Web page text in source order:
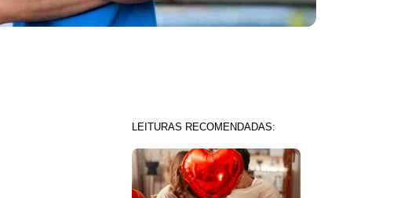
LEITURAS RECOMENDADAS: